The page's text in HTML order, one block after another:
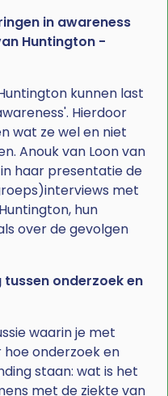
in awareness
Huntington -
kunnen last
Hierdoor
wat ze wel en niet
Anouk van Loon van
haar presentatie de
met
hun
over de gevolgen
onderzoek en
waarin je met
onderzoek en
staan: wat is het
met de ziekte van